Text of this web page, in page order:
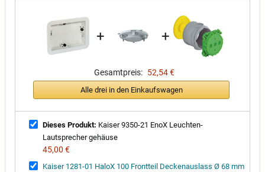
+ +
Gesamtpreis: 52,54 €
Alle drei in den Einkaufswagen
Dieses Produkt: Kaiser 9350-21 EnoX Leuchten-
Lautsprecher gehäuse
45,00 €
Kaiser 1281-01 HaloX 100 Frontteil Deckenauslass Ø 68 mm